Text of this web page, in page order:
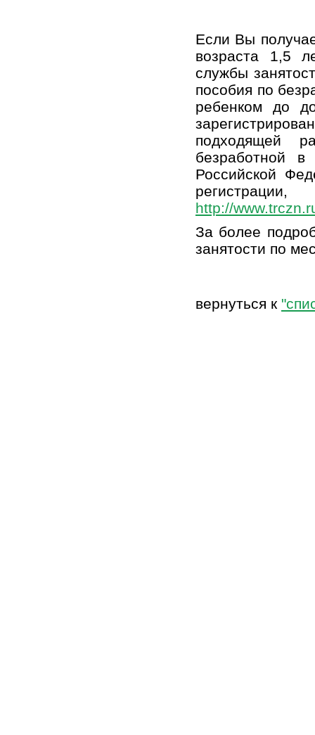
Если Вы
возраста 1,5
службы
пособия по
ребенком до
подходящей
безработной в
Российской
http://
За более
занятости по
вернуться к